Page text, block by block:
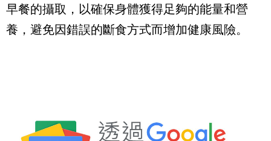
早餐的攝取，以確保身體獲得足夠的能量和營
養，避免因錯誤的斷食方式而增加健康風險。